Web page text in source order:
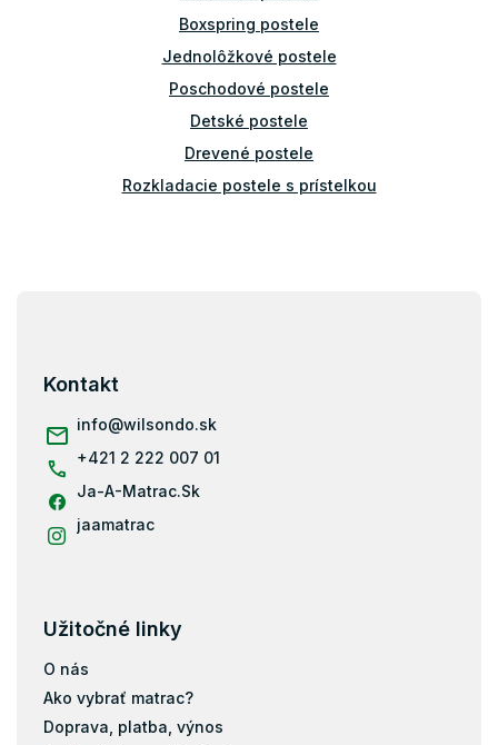
v
y
v
p
i
u
Boxspring postele
Jednolôžkové postele
Poschodové postele
Detské postele
Drevené postele
Rozkladacie postele s prístelkou
Rošty do postele 80x200
Rošty do postele 70x140
Rošty do postele 80x160
Rošty do postele 70x160
Rošty do postele 80x180
Rošty do postele 70x200
Kontakt
info@wilsondo.sk
+421 2 222 007 01
Ja-A-Matrac.Sk
jaamatrac
Užitočné linky
O nás
Ako vybrať matrac?
Doprava, platba, výnos